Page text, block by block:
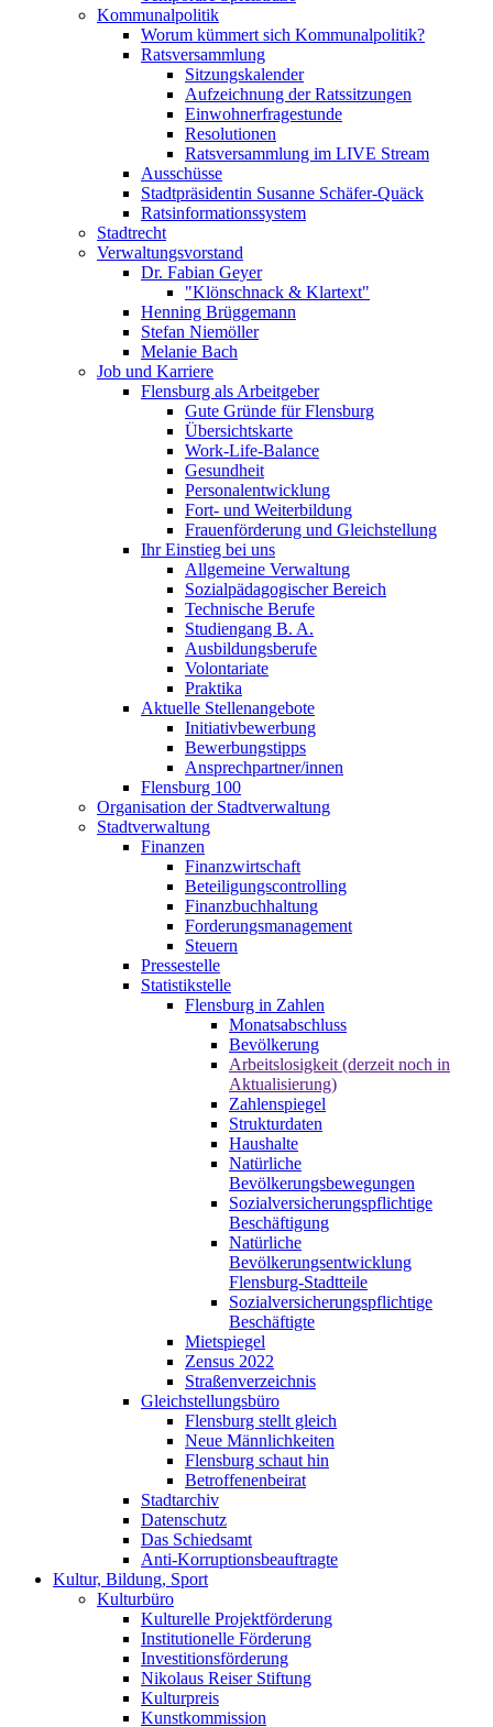
Kommunalpolitik
Worum kümmert sich Kommunalpolitik?
Ratsversammlung
Sitzungskalender
Aufzeichnung der Ratssitzungen
Einwohnerfragestunde
Resolutionen
Ratsversammlung im LIVE Stream
Ausschüsse
Stadtpräsidentin Susanne Schäfer-Quäck
Ratsinformationssystem
Stadtrecht
Verwaltungsvorstand
Dr. Fabian Geyer
"Klönschnack & Klartext"
Henning Brüggemann
Stefan Niemöller
Melanie Bach
Job und Karriere
Flensburg als Arbeitgeber
Gute Gründe für Flensburg
Übersichtskarte
Work-Life-Balance
Gesundheit
Personalentwicklung
Fort- und Weiterbildung
Frauenförderung und Gleichstellung
Ihr Einstieg bei uns
Allgemeine Verwaltung
Sozialpädagogischer Bereich
Technische Berufe
Studiengang B. A.
Ausbildungsberufe
Volontariate
Praktika
Aktuelle Stellenangebote
Initiativbewerbung
Bewerbungstipps
Ansprechpartner/innen
Flensburg 100
Organisation der Stadtverwaltung
Stadtverwaltung
Finanzen
Finanzwirtschaft
Beteiligungscontrolling
Finanzbuchhaltung
Forderungsmanagement
Steuern
Pressestelle
Statistikstelle
Flensburg in Zahlen
Monatsabschluss
Bevölkerung
Arbeitslosigkeit (derzeit noch in
Aktualisierung)
Zahlenspiegel
Strukturdaten
Haushalte
Natürliche
Bevölkerungsbewegungen
Sozialversicherungspflichtige
Beschäftigung
Natürliche
Bevölkerungsentwicklung
Flensburg-Stadtteile
Sozialversicherungspflichtige
Beschäftigte
Mietspiegel
Zensus 2022
Straßenverzeichnis
Gleichstellungsbüro
Flensburg stellt gleich
Neue Männlichkeiten
Flensburg schaut hin
Betroffenenbeirat
Stadtarchiv
Datenschutz
Das Schiedsamt
Anti-Korruptionsbeauftragte
Kultur, Bildung, Sport
Kulturbüro
Kulturelle Projektförderung
Institutionelle Förderung
Investitionsförderung
Nikolaus Reiser Stiftung
Kulturpreis
Kunstkommission